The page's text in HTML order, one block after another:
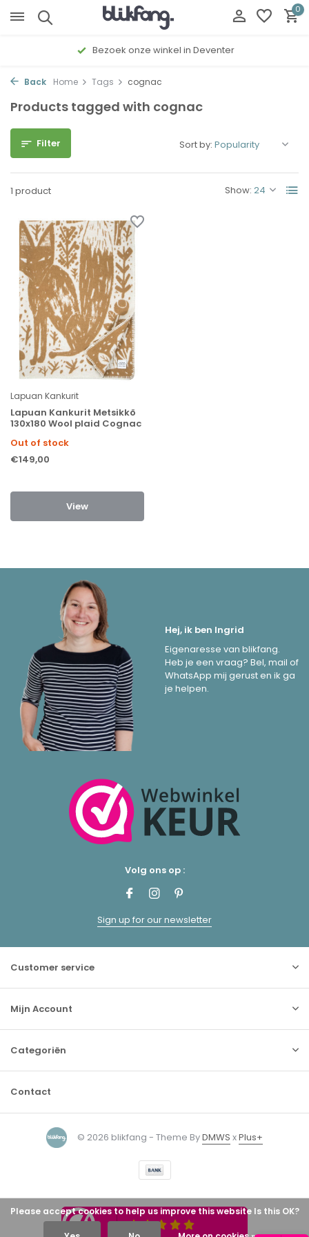
0
Bezoek onze winkel in Deventer
Back Home Tags cognac
Products tagged with cognac
Filter
1 product Show:
Sort by:
Lapuan Kankurit
Lapuan Kankurit Metsikkö
130x180 Wool plaid Cognac
Out of stock
€149,00
View
Hej, ik ben Ingrid
Eigenaresse van blikfang.
Heb je een vraag? Bel, mail of
WhatsApp mij gerust en ik ga
je helpen.
Volg ons op :
Sign up for our newsletter
Customer service
Mijn Account
Categoriën
Contact
© 2026 blikfang - Theme ByDMWS xPlus+
Please accept cookies to help us improve this website Is this OK?